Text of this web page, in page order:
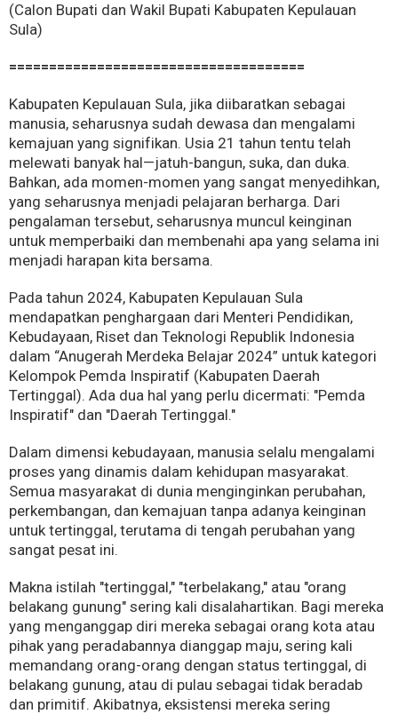
(Calon Bupati dan Wakil Bupati Kabupaten Kepulauan
Sula)
=====================================
Kabupaten Kepulauan Sula, jika diibaratkan sebagai
manusia, seharusnya sudah dewasa dan mengalami
kemajuan yang signifikan. Usia 21 tahun tentu telah
melewati banyak hal—jatuh-bangun, suka, dan duka.
Bahkan, ada momen-momen yang sangat menyedihkan,
yang seharusnya menjadi pelajaran berharga. Dari
pengalaman tersebut, seharusnya muncul keinginan
untuk memperbaiki dan membenahi apa yang selama ini
menjadi harapan kita bersama.
Pada tahun 2024, Kabupaten Kepulauan Sula
mendapatkan penghargaan dari Menteri Pendidikan,
Kebudayaan, Riset dan Teknologi Republik Indonesia
dalam “Anugerah Merdeka Belajar 2024” untuk kategori
Kelompok Pemda Inspiratif (Kabupaten Daerah
Tertinggal). Ada dua hal yang perlu dicermati: "Pemda
Inspiratif" dan "Daerah Tertinggal."
Dalam dimensi kebudayaan, manusia selalu mengalami
proses yang dinamis dalam kehidupan masyarakat.
Semua masyarakat di dunia menginginkan perubahan,
perkembangan, dan kemajuan tanpa adanya keinginan
untuk tertinggal, terutama di tengah perubahan yang
sangat pesat ini.
Makna istilah "tertinggal," "terbelakang," atau "orang
belakang gunung" sering kali disalahartikan. Bagi mereka
yang menganggap diri mereka sebagai orang kota atau
pihak yang peradabannya dianggap maju, sering kali
memandang orang-orang dengan status tertinggal, di
belakang gunung, atau di pulau sebagai tidak beradab
dan primitif. Akibatnya, eksistensi mereka sering